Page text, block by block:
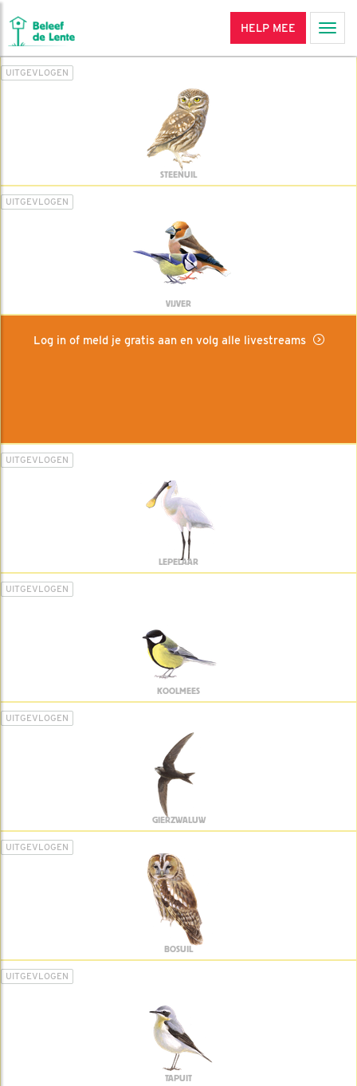
HELP MEE
UITGEVLOGEN
STEENUIL
UITGEVLOGEN
VIJVER
Log in of meld je gratis aan en volg alle livestreams
UITGEVLOGEN
LEPELAAR
UITGEVLOGEN
KOOLMEES
UITGEVLOGEN
GIERZWALUW
UITGEVLOGEN
BOSUIL
UITGEVLOGEN
TAPUIT